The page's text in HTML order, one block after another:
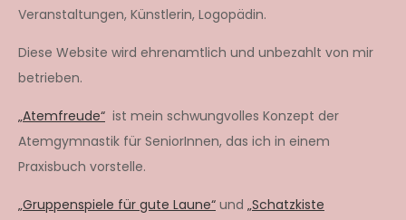
Veranstaltungen, Künstlerin, Logopädin.
Diese Website wird ehrenamtlich und unbezahlt von mir
betrieben.
„Atemfreude“ ist mein schwungvolles Konzept der
Atemgymnastik für SeniorInnen, das ich in einem
Praxisbuch vorstelle.
„Gruppenspiele für gute Laune“ und „Schatzkiste